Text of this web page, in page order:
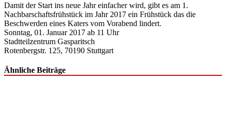
Damit der Start ins neue Jahr einfacher wird, gibt es am 1.
Nachbarschaftsfrühstück im Jahr 2017 ein Frühstück das die
Beschwerden eines Katers vom Vorabend lindert.
Sonntag, 01. Januar 2017 ab 11 Uhr
Stadtteilzentrum Gasparitsch
Rotenbergstr. 125, 70190 Stuttgart
Ähnliche Beiträge